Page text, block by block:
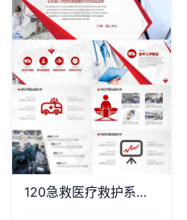
120急救医疗救护系统专用PPT模板